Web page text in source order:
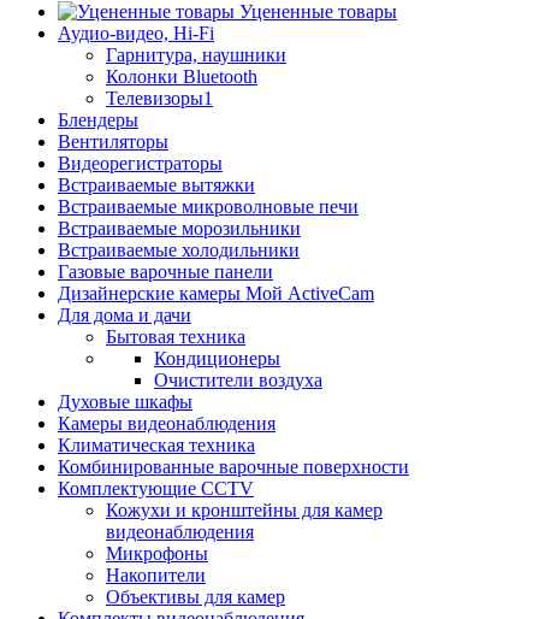
Уцененные товары
Аудио-видео, Hi-Fi
Гарнитура, наушники
Колонки Bluetooth
Телевизоры1
Блендеры
Вентиляторы
Видеорегистраторы
Встраиваемые вытяжки
Встраиваемые микроволновые печи
Встраиваемые морозильники
Встраиваемые холодильники
Газовые варочные панели
Дизайнерские камеры Мой ActiveCam
Для дома и дачи
Бытовая техника
Кондиционеры
Очистители воздуха
Духовые шкафы
Камеры видеонаблюдения
Климатическая техника
Комбинированные варочные поверхности
Комплектующие CCTV
Кожухи и кронштейны для камер
видеонаблюдения
Микрофоны
Накопители
Объективы для камер